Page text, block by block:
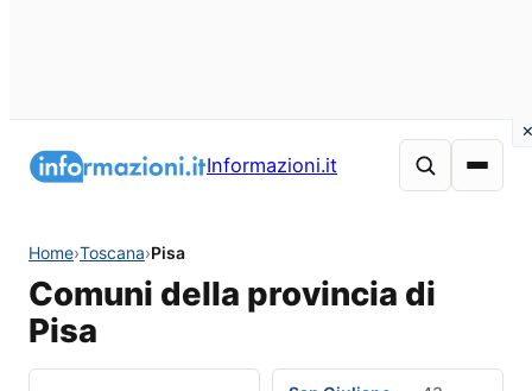
Informazioni.it
Home›Toscana›Pisa
Comuni della provincia di
Pisa